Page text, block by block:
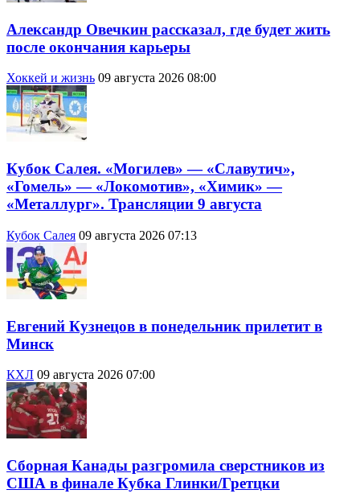
Александр Овечкин рассказал, где будет жить
после окончания карьеры
Хоккей и жизнь 09 августа 2026 08:00
Кубок Салея. «Могилев» — «Славутич»,
«Гомель» — «Локомотив», «Химик» —
«Металлург». Трансляции 9 августа
Кубок Салея 09 августа 2026 07:13
Евгений Кузнецов в понедельник прилетит в
Минск
КХЛ 09 августа 2026 07:00
Сборная Канады разгромила сверстников из
США в финале Кубка Глинки/Гретцки